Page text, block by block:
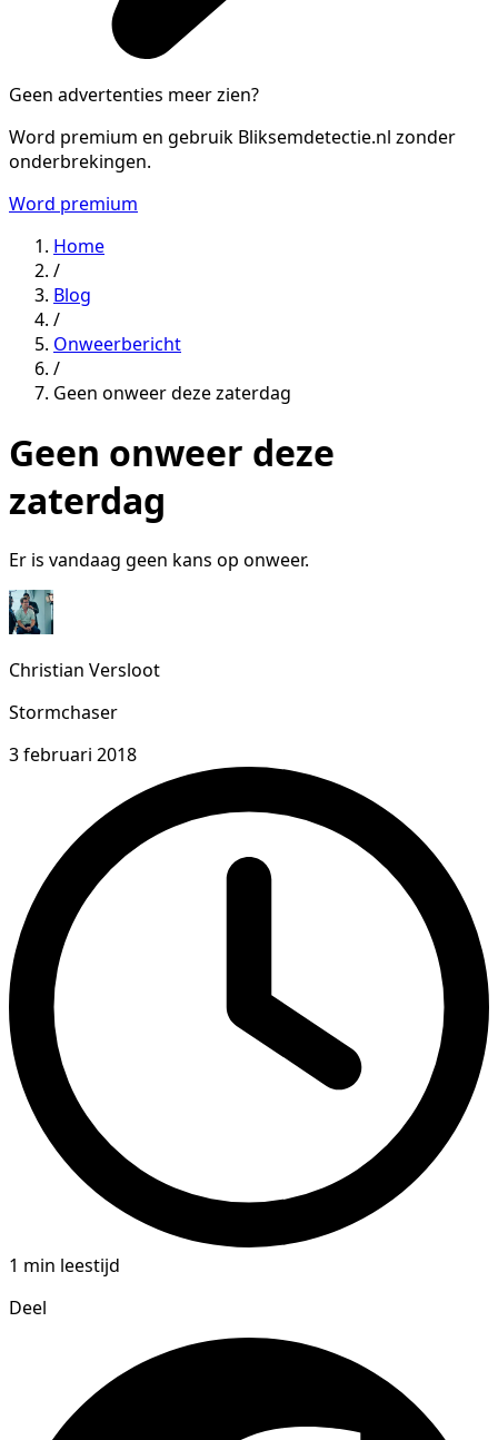
Geen advertenties meer zien?
Word premium en gebruik Bliksemdetectie.nl zonder
onderbrekingen.
Word premium
Home
/
Blog
/
Onweerbericht
/
Geen onweer deze zaterdag
Geen onweer deze
zaterdag
Er is vandaag geen kans op onweer.
Christian Versloot
Stormchaser
3 februari 2018
1 min leestijd
Deel